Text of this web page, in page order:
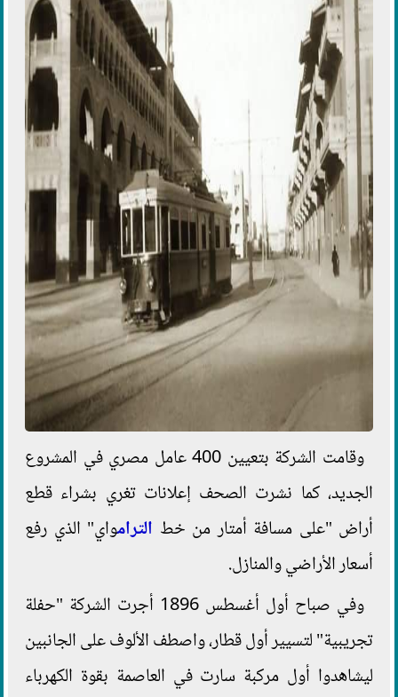
وقامت الشركة بتعيين 400 عامل مصري في المشروع
الجديد، كما نشرت الصحف إعلانات تغري بشراء قطع
أراض "على مسافة أمتار من خط الترامواي" الذي رفع
أسعار الأراضي والمنازل.
وفي صباح أول أغسطس 1896 أجرت الشركة "حفلة
تجريبية" لتسيير أول قطار، واصطف الألوف على الجانبين
ليشاهدوا أول مركبة سارت في العاصمة بقوة الكهرباء